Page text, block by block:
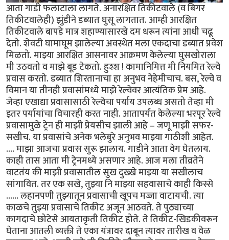
आता गाडी फलाटाला लागते. अनारक्षित तिकीटवाले (व बिगर
तिकीटवालेही) झुंडीने डब्यात घुसू लागतात. आम्ही आरक्षित
तिकीटवाले बापडे मात्र शहाण्यासारखे दम धरून त्यांना आधी चढू
देतो. शेवटी घामाघूम झालेल्या अवस्थेत मला एकदाचा डब्यात प्रवेश
मिळतो. माझ्या आरक्षित आसनावर आक्रमण केलेल्या घुसखोराला
मी उठवतो व माझे बूड टेकतो. हुश्श ! कामानिमित्त मी नियमित रेल्वे
प्रवास करतो. डब्यात शिरतानाचा हा अनुभव नेहेमीचाच. बस, रेल्वे व
विमान या तीनही प्रवासांमध्ये माझे रेल्वेवर आत्यंतिक प्रेम आहे.
जेव्हा एखाद्या प्रवासासाठी रेल्वेचा पर्याय उपलब्ध असतो तेव्हा मी
इतर पर्यायांचा विचारही करत नाही. आतापर्यंत केलेल्या भरपूर रेल्वे
प्रवासामुळे ट्रेन ही माझी प्रेयसीच झाली आहे – जणू माझी सफर-
सखीच. या प्रवासांचे अनेक भलेबुरे अनुभव माझ्या गाठीशी आहेत.
.... माझा आजचा प्रवास सुरू झालाय. गाडीने आता वेग घेतलाय.
काही तास आता मी ट्रेनमध्ये असणार आहे. आज मला तीव्रतेने
वाटतंय की माझी प्रवासातील सुख दुख्खे माझ्या या सखीलाच
सांगावित. तर एक सखे, तुझ्या नि माझ्या सहवासाचे काही किस्से
...... लहानपणी तुझ्यातून प्रवासाची खूपच मज्जा वाटायची. त्या
काळचे तुझ्या प्रवासाचे तिकीट अजून आठवते. ते पुठ्याच्या
कागदाचे छोटेसे आयताकृती तिकीट होते. ते तिकीट-खिडकीवरून
घेताना आतली व्यक्ती ते एका यंत्रावर दाबून त्यावर तारीख व वेळ